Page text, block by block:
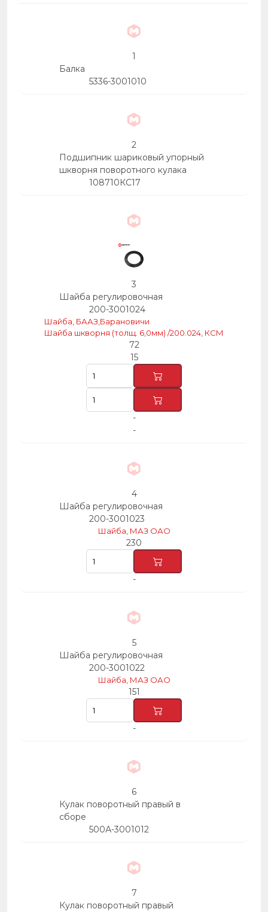
1
Балка
5336-3001010
2
Подшипник шариковый упорный
шкворня поворотного кулака
108710КС17
3
Шайба регулировочная
200-3001024
Шайба, БААЗ,Барановичи
Шайба шкворня (толщ. 6,0мм) /200.024, КСМ
72
15
-
-
4
Шайба регулировочная
200-3001023
Шайба, МАЗ ОАО
230
-
5
Шайба регулировочная
200-3001022
Шайба, МАЗ ОАО
151
-
6
Кулак поворотный правый в
сборе
500А-3001012
7
Кулак поворотный правый